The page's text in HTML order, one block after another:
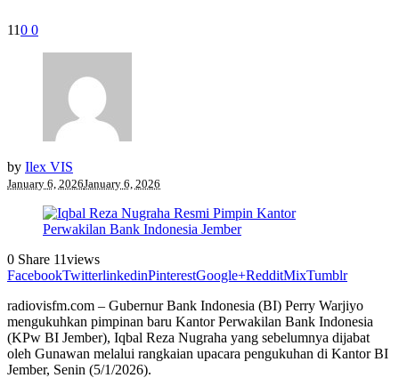
110 0
by Ilex VIS
January 6, 2026January 6, 2026
0 Share 11views
FacebookTwitterlinkedinPinterestGoogle+RedditMixTumblr
radiovisfm.com – Gubernur Bank Indonesia (BI) Perry Warjiyo
mengukuhkan pimpinan baru Kantor Perwakilan Bank Indonesia
(KPw BI Jember), Iqbal Reza Nugraha yang sebelumnya dijabat
oleh Gunawan melalui rangkaian upacara pengukuhan di Kantor BI
Jember, Senin (5/1/2026).